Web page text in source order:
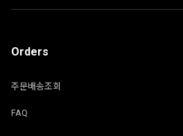
Orders
주문배송조회
FAQ